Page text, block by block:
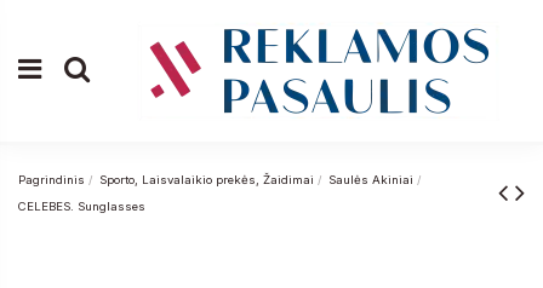
Pagrindinis Sporto, Laisvalaikio prekės, Žaidimai
Saulės Akiniai
CELEBES. Sunglasses